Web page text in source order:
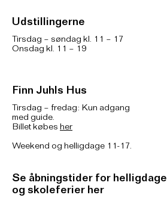
Udstillingerne
Tirsdag – søndag kl. 11 – 17
Onsdag kl. 11 – 19
Finn Juhls Hus
Tirsdag – fredag: Kun adgang
med guide.
Billet købes her
Weekend og helligdage 11-17.
Se åbningstider for helligdage
og skoleferier her